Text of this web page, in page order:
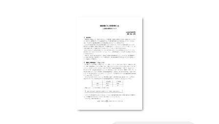
て、本稿では高い立場での説明が納得のい
く理解になる例を，導関数において考察し
たい。※文中の数式は、「Tosho数式エディ
タ」で作成されています。ワード文書で数式
を正しく表示するためには、「Tosho数式エ
ディタ」が導入されていることが必要です。
会員向け無償ダウンロードはこちら